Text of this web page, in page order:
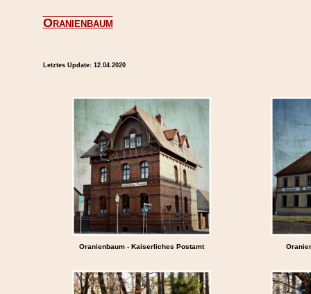
Oranienbaum
Letztes Update: 12.04.2020
Oranienbaum - Kaiserliches Postamt